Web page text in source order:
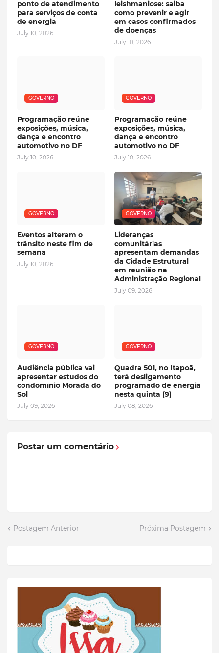
ponto de atendimento
para serviços de conta
de energia
July 10, 2026
leishmaniose: saiba
como prevenir e agir
em casos confirmados
de doenças
July 10, 2026
GOVERNO
Programação reúne
exposições, música,
dança e encontro
automotivo no DF
July 10, 2026
GOVERNO
Programação reúne
exposições, música,
dança e encontro
automotivo no DF
July 10, 2026
GOVERNO
Eventos alteram o
trânsito neste fim de
semana
July 10, 2026
GOVERNO
Lideranças
comunitárias
apresentam demandas
da Cidade Estrutural
em reunião na
Administração Regional
July 09, 2026
GOVERNO
Audiência pública vai
apresentar estudos do
condomínio Morada do
Sol
July 09, 2026
GOVERNO
Quadra 501, no Itapoã,
terá desligamento
programado de energia
nesta quinta (9)
July 08, 2026
Postar um comentário
Postagem Anterior Próxima Postagem